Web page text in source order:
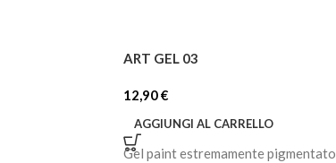
ART GEL 03
12,90€
AGGIUNGI AL CARRELLO
Gel paint estremamente pigmentato